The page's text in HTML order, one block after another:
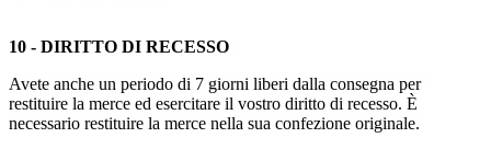
10 - DIRITTO DI RECESSO
Avete anche un periodo di 7 giorni liberi dalla consegna per
restituire la merce ed esercitare il vostro diritto di recesso. È
necessario restituire la merce nella sua confezione originale.